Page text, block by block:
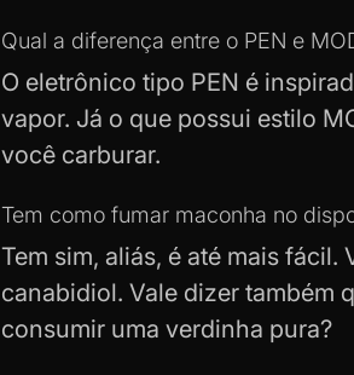
Qual a diferença entre o PEN e
O eletrônico tipo PEN é
vapor. Já o que possui estilo
você carburar.
Tem como fumar maconha no
Tem sim, aliás, é até mais
canabidiol. Vale dizer também
consumir uma verdinha pura?